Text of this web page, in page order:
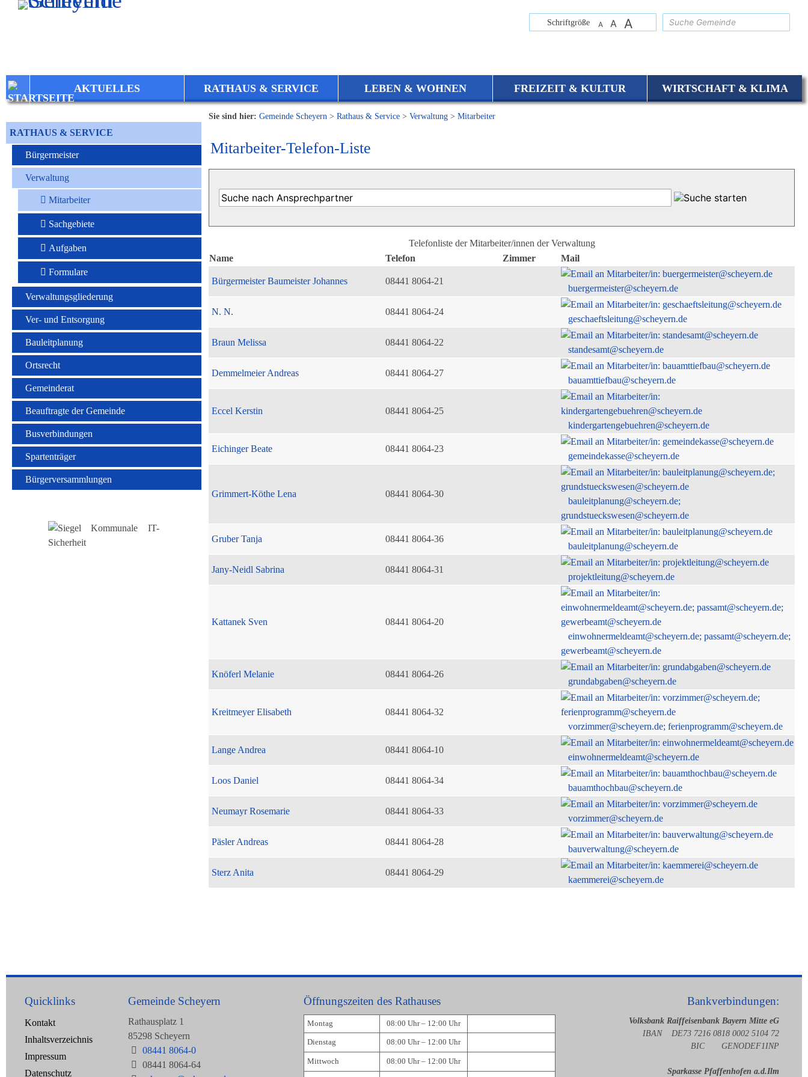
Zum Inhalt,zur Navigationoder
Schriftgröße A A A
AKTUELLES RATHAUS & SERVICE LEBEN & WOHNEN FREIZEIT & KULTUR WIRTSCHAFT & KLIMA
RATHAUS & SERVICE
Bürgermeister
Verwaltung
Mitarbeiter
Sachgebiete
Aufgaben
Formulare
Verwaltungsgliederung
Ver- und Entsorgung
Bauleitplanung
Ortsrecht
Gemeinderat
Beauftragte der Gemeinde
Busverbindungen
Spartenträger
Bürgerversammlungen
Sie sind hier: Gemeinde Scheyern > Rathaus & Service > Verwaltung > Mitarbeiter
Mitarbeiter-Telefon-Liste
Telefonliste der Mitarbeiter/innen der Verwaltung
Name
Telefon Zimmer Mail
Bürgermeister Baumeister Johannes 08441 8064-21
buergermeister@scheyern.de
N. N. 08441 8064-24
geschaeftsleitung@scheyern.de
Braun Melissa 08441 8064-22
standesamt@scheyern.de
Demmelmeier Andreas 08441 8064-27
bauamttiefbau@scheyern.de
Eccel Kerstin
08441 8064-25
kindergartengebuehren@scheyern.de
Eichinger Beate 08441 8064-23
gemeindekasse@scheyern.de
Grimmert-Köthe Lena 08441 8064-30
bauleitplanung@scheyern.de;
grundstueckswesen@scheyern.de
Gruber Tanja 08441 8064-36
bauleitplanung@scheyern.de
Jany-Neidl Sabrina 08441 8064-31
projektleitung@scheyern.de
Kattanek Sven
08441 8064-20
einwohnermeldeamt@scheyern.de; passamt@scheyern.de;
gewerbeamt@scheyern.de
Knöferl Melanie 08441 8064-26
grundabgaben@scheyern.de
Kreitmeyer Elisabeth
08441 8064-32
vorzimmer@scheyern.de; ferienprogramm@scheyern.de
Lange Andrea 08441 8064-10
einwohnermeldeamt@scheyern.de
Loos Daniel 08441 8064-34
bauamthochbau@scheyern.de
Neumayr Rosemarie 08441 8064-33
vorzimmer@scheyern.de
Päsler Andreas 08441 8064-28
bauverwaltung@scheyern.de
Sterz Anita 08441 8064-29
kaemmerei@scheyern.de
Quicklinks
Kontakt
Inhaltsverzeichnis
Impressum
Datenschutz
Gemeinde Scheyern
Rathausplatz 1
85298 Scheyern
08441 8064-0
08441 8064-64
Öffnungszeiten des Rathauses
Montag 08:00 Uhr – 12:00 Uhr
Dienstag 08:00 Uhr – 12:00 Uhr
Mittwoch 08:00 Uhr – 12:00 Uhr
Bankverbindungen:
Volksbank Raiffeisenbank Bayern Mitte eG
IBAN DE73 7216 0818 0002 5104 72
BIC GENODEF1INP
Sparkasse Pfaffenhofen a.d.Ilm